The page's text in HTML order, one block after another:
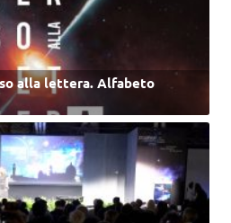
alla lettera. Alfabeto